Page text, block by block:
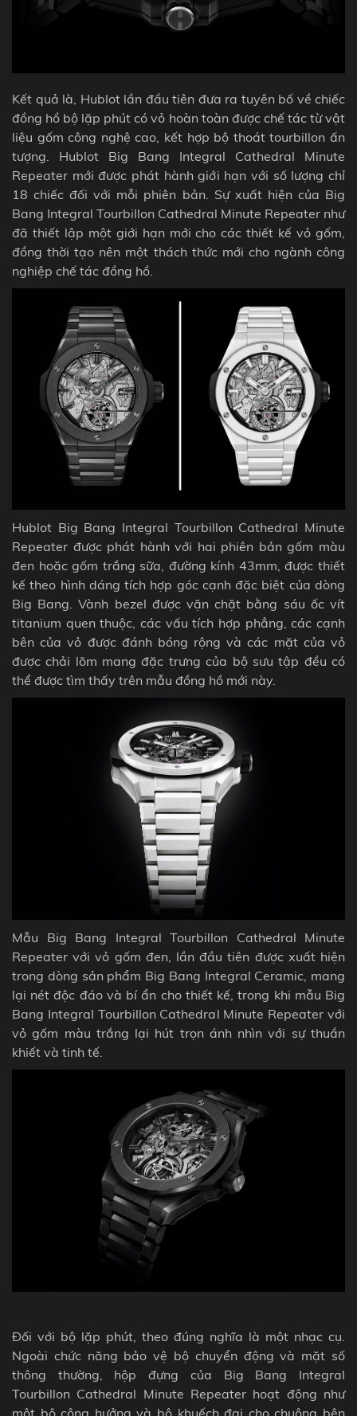
Kết quả là, Hublot lần đầu tiên đưa ra tuyên bố về chiếc
đồng hồ bộ lặp phút có vỏ hoàn toàn được chế tác từ vật
liệu gốm công nghệ cao, kết hợp bộ thoát tourbillon ấn
tượng. Hublot Big Bang Integral Cathedral Minute
Repeater mới được phát hành giới hạn với số lượng chỉ
18 chiếc đối với mỗi phiên bản. Sự xuất hiện của Big
Bang Integral Tourbillon Cathedral Minute Repeater như
đã thiết lập một giới hạn mới cho các thiết kế vỏ gốm,
đồng thời tạo nên một thách thức mới cho ngành công
nghiệp chế tác đồng hồ.
Hublot Big Bang Integral Tourbillon Cathedral Minute
Repeater được phát hành với hai phiên bản gốm màu
đen hoặc gốm trắng sữa, đường kính 43mm, được thiết
kế theo hình dáng tích hợp góc cạnh đặc biệt của dòng
Big Bang. Vành bezel được vặn chặt bằng sáu ốc vít
titanium quen thuộc, các vấu tích hợp phẳng, các cạnh
bên của vỏ được đánh bóng rộng và các mặt của vỏ
được chải lõm mang đặc trưng của bộ sưu tập đều có
thể được tìm thấy trên mẫu đồng hồ mới này.
Mẫu Big Bang Integral Tourbillon Cathedral Minute
Repeater với vỏ gốm đen, lần đầu tiên được xuất hiện
trong dòng sản phẩm Big Bang Integral Ceramic, mang
lại nét độc đáo và bí ẩn cho thiết kế, trong khi mẫu Big
Bang Integral Tourbillon Cathedral Minute Repeater với
vỏ gốm màu trắng lại hút trọn ánh nhìn với sự thuần
khiết và tinh tế.
Đối với bộ lặp phút, theo đúng nghĩa là một nhạc cụ.
Ngoài chức năng bảo vệ bộ chuyển động và mặt số
thông thường, hộp đựng của Big Bang Integral
Tourbillon Cathedral Minute Repeater hoạt động như
một bộ cộng hưởng và bộ khuếch đại cho chuông bên